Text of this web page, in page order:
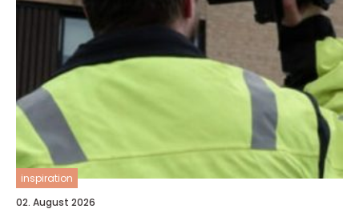
inspiration
02. August 2026